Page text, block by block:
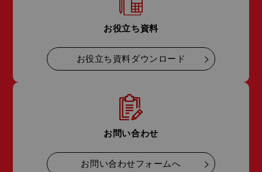
お役立ち資料
お役立ち資料ダウンロード
お問い合わせ
お問い合わせフォームへ